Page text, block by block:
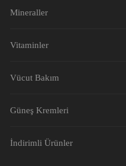
Mineraller
Vitaminler
Vücut Bakım
Güneş Kremleri
İndirimli Ürünler